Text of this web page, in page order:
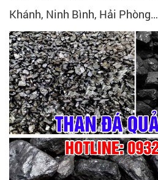
Khánh, Ninh Bình, Hải Phòng…